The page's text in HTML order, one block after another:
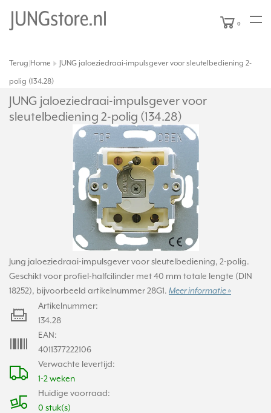
0
Terug Home JUNG jaloeziedraai-impulsgever voor sleutelbediening 2-
polig (134.28)
JUNG jaloeziedraai-impulsgever voor
sleutelbediening 2-polig (134.28)
Jung jaloeziedraai-impulsgever voor sleutelbediening, 2-polig.
Geschikt voor profiel-halfcilinder met 40 mm totale lengte (DIN
18252), bijvoorbeeld artikelnummer 28G1. Meer informatie »
Verwachte levertijd:
1-2 weken
Huidige voorraad:
0 stuk(s)
Artikelnummer:
134.28
EAN:
4011377222106